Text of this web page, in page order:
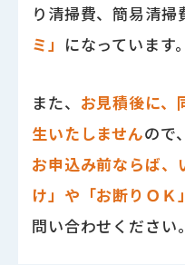
り清掃費、簡易清掃
ミ」 になっています。
また、 お見積後に、
生いたしませんので
お申込み前ならば、
け」や「お断りＯＫ」
問い合わせください。